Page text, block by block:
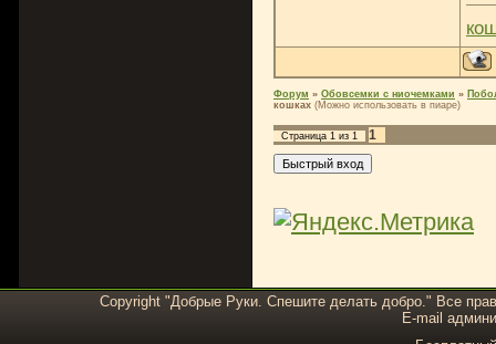
Форум » Обовсемки с ниочемками »
кошках (Можно использовать в пиаре)
Страница 1 из 1 1
Copyright "Добрые Руки. Спешите делать добро." Все
E-mail